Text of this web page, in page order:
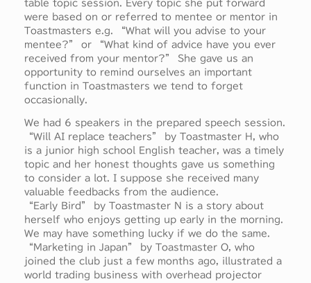
table topic session. Every topic she put forward
were based on or referred to mentee or mentor in
Toastmasters e.g. “What will you advise to your
mentee?” or “What kind of advice have you ever
received from your mentor?” She gave us an
opportunity to remind ourselves an important
function in Toastmasters we tend to forget
occasionally.
We had 6 speakers in the prepared speech session.
“Will AI replace teachers” by Toastmaster H, who
is a junior high school English teacher, was a timely
topic and her honest thoughts gave us something
to consider a lot. I suppose she received many
valuable feedbacks from the audience.
“Early Bird” by Toastmaster N is a story about
herself who enjoys getting up early in the morning.
We may have something lucky if we do the same.
“Marketing in Japan” by Toastmaster O, who
joined the club just a few months ago, illustrated a
world trading business with overhead projector